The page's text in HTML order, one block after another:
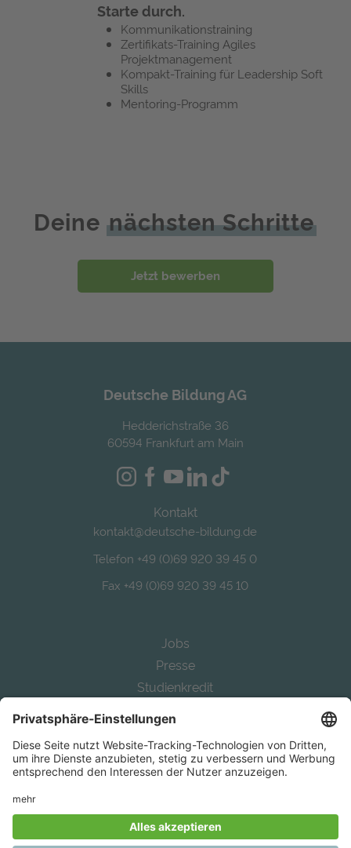
Starte durch.
Kommunikationstraining
Zertifikats-Training Agiles
Projektmanagement
Kompakt-Training für Leadership Soft
Skills
Mentoring-Programm
Deinenächsten Schritte
Jetzt bewerben
Deutsche Bildung AG
Hedderichstraße 36
60594 Frankfurt am Main
Kontakt
kontakt@deutsche-bildung.de
Telefon +49 (0)69 920 39 45 0
Fax +49 (0)69 920 39 45 10
Jobs
Presse
Studienkredit
Auslandsstudium finanzieren
Study in Germany
aus Frankfurt.